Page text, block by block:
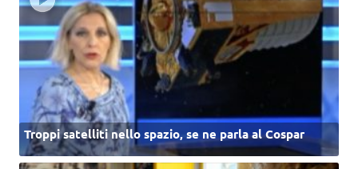
Troppi satelliti nello spazio, se ne parla al Cospar